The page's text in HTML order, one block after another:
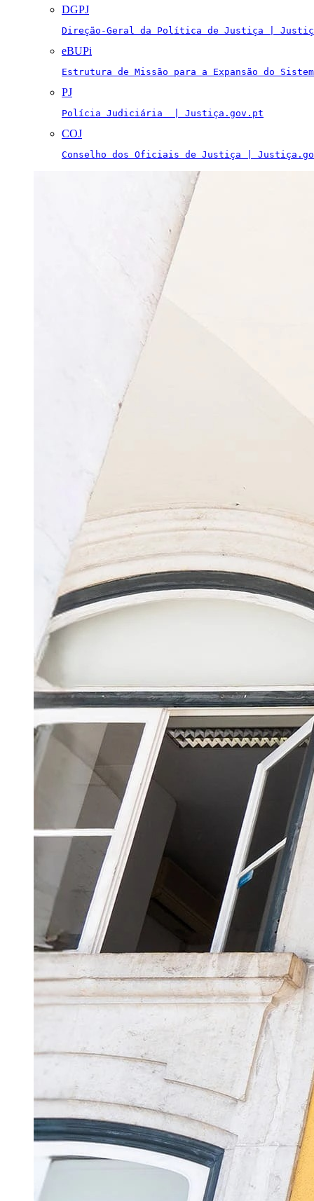
DGPJ
Direção-Geral da Política de Justiça |
eBUPi
Estrutura de Missão para a Expansão do
PJ
Polícia Judiciária  | Justiça.gov.pt
COJ
Conselho dos Oficiais de Justiça |